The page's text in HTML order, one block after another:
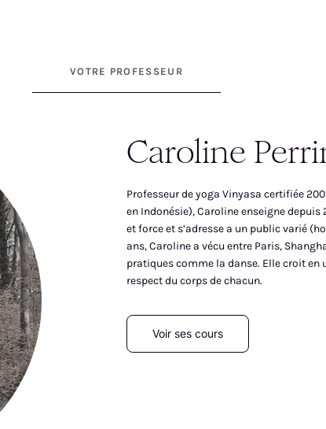
VOTRE PROFESSEUR
Caroline
Professeur de yoga Vinyasa certifiée
en Indonésie), Caroline enseigne
et force et s’adresse a un public varié
ans, Caroline a vécu entre Paris,
pratiques comme la danse. Elle croit
respect du corps de chacun.
Voir ses cours